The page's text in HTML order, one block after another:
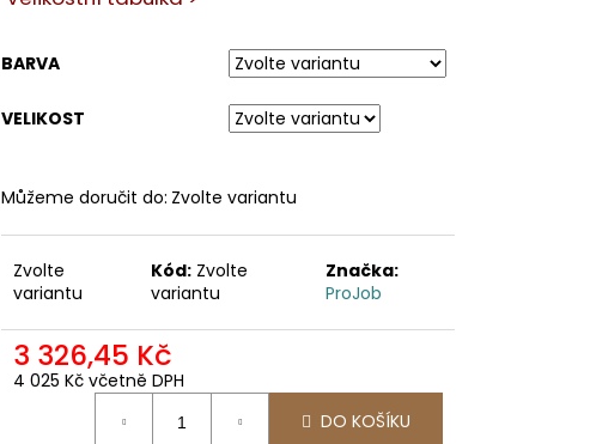
BARVA
VELIKOST
Můžeme doručit do: Zvolte variantu
Zvolte
variantu
Kód: Zvolte
variantu
Značka:
ProJob
3 326,45 Kč
4 025 Kč včetně DPH
DO KOŠÍKU